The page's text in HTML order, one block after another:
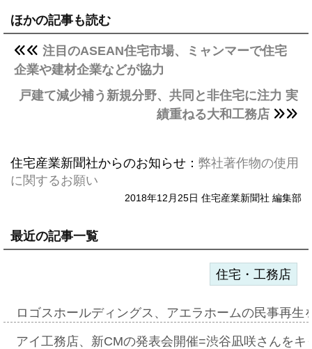
ほかの記事も読む
注目のASEAN住宅市場、ミャンマーで住宅
企業や建材企業などが協力
戸建て減少補う新規分野、共同と非住宅に注力 実
績重ねる大和工務店
住宅産業新聞社からのお知らせ： 弊社著作物の使用
に関するお願い
2018年12月25日 住宅産業新聞社 編集部
最近の記事一覧
住宅・工務店
ロゴスホールディングス、アエラホームの民事再
アイ工務店、新CMの発表会開催=渋谷凪咲さんを